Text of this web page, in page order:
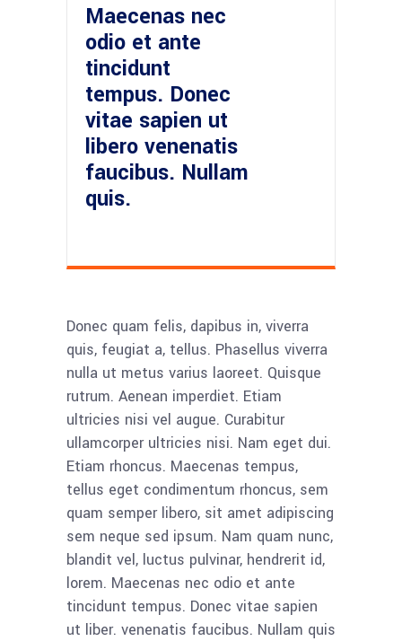
Maecenas nec
odio et ante
tincidunt
tempus. Donec
vitae sapien ut
libero venenatis
faucibus. Nullam
quis.
Donec quam felis, dapibus in, viverra
quis, feugiat a, tellus. Phasellus viverra
nulla ut metus varius laoreet. Quisque
rutrum. Aenean imperdiet. Etiam
ultricies nisi vel augue. Curabitur
ullamcorper ultricies nisi. Nam eget dui.
Etiam rhoncus. Maecenas tempus,
tellus eget condimentum rhoncus, sem
quam semper libero, sit amet adipiscing
sem neque sed ipsum. Nam quam nunc,
blandit vel, luctus pulvinar, hendrerit id,
lorem. Maecenas nec odio et ante
tincidunt tempus. Donec vitae sapien
ut liber. venenatis faucibus. Nullam quis